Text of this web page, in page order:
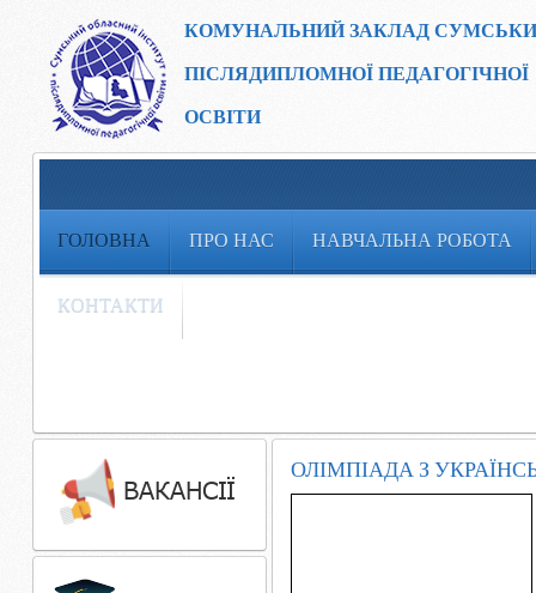
КОМУНАЛЬНИЙ ЗАКЛАД
ПІСЛЯДИПЛОМНОЇ ПЕДАГОГІЧНОЇ
ОСВІТИ
ГОЛОВНА ПРО НАС НАВЧАЛЬНА РОБОТА
КОНТАКТИ
ОЛІМПІАДА З